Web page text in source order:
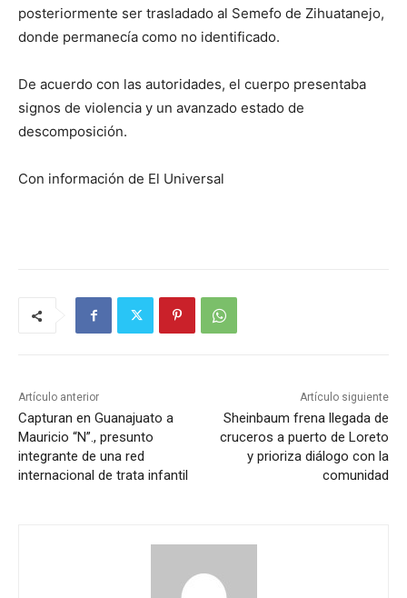
posteriormente ser trasladado al Semefo de Zihuatanejo,
donde permanecía como no identificado.
De acuerdo con las autoridades, el cuerpo presentaba
signos de violencia y un avanzado estado de
descomposición.
Con información de El Universal
Artículo anterior
Capturan en Guanajuato a
Mauricio “N”., presunto
integrante de una red
internacional de trata infantil
Artículo siguiente
Sheinbaum frena llegada de
cruceros a puerto de Loreto
y prioriza diálogo con la
comunidad